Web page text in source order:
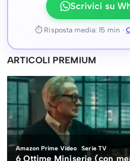
Scrivici su
⏱ Risposta media: 15 min ·
ARTICOLI PREMIUM